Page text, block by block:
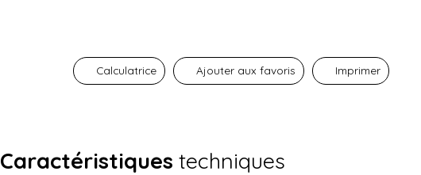
Calculatrice Ajouter aux favoris Imprimer
Caractéristiques techniques